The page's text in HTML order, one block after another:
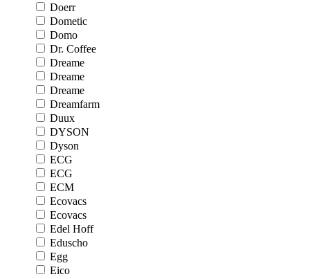
Doerr
Dometic
Domo
Dr. Coffee
Dreame
Dreame
Dreame
Dreamfarm
Duux
DYSON
Dyson
ECG
ECG
ECM
Ecovacs
Ecovacs
Edel Hoff
Eduscho
Egg
Eico